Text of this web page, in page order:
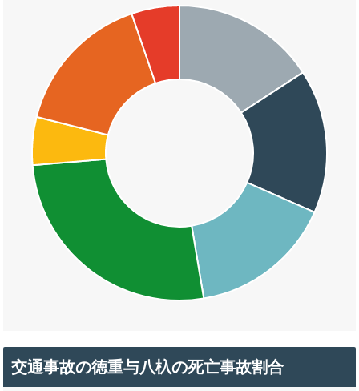
交通事故の徳重与八杁の死亡事故割合